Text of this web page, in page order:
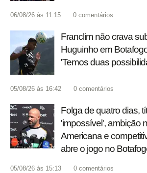
06/08/26 às 11:15 0 comentários
Franclim não crava
Huguinho em
'Temos duas
05/08/26 às 16:42 0 comentários
Folga de quatro dias,
'impossível', ambição
Americana e
abre o jogo no
05/08/26 às 15:13 0 comentários